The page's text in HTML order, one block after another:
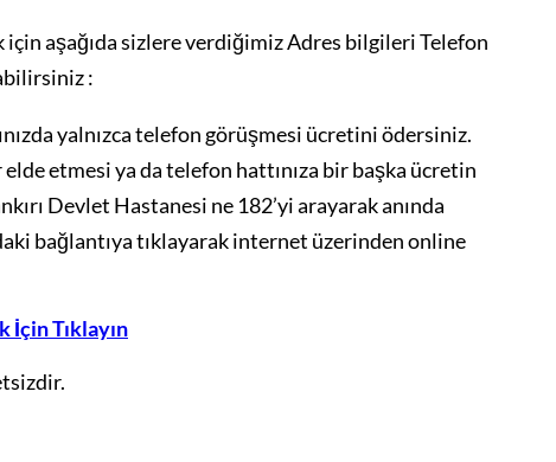
aşağıda sizlere verdiğimiz Adres bilgileri Telefon
:
yalnızca telefon görüşmesi ücretini ödersiniz.
elde etmesi ya da telefon hattınıza bir başka ücretin
Devlet Hastanesi ne 182’yi arayarak anında
bağlantıya tıklayarak internet üzerinden online
İçin Tıklayın